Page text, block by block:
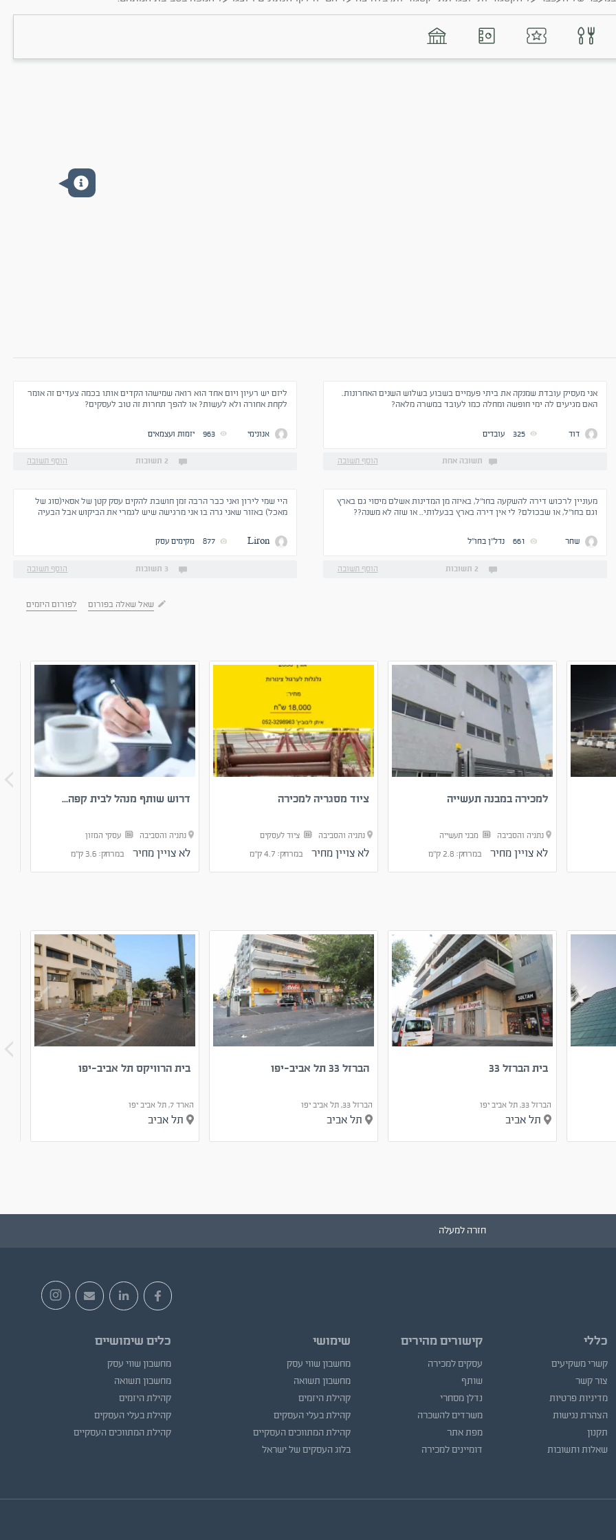
אני מעסיק עובדת שמנקה את ביתי פעמיים בשבוע בשלוש השנים האחרונות.
האם מגיעים לה ימי חופשה ומחלה כמו לעובד במשרה מלאה?
דוד 325 עובדים
תשובה אחת הוסף תשובה
ליזם יש רעיון ויום אחד הוא רואה שמישהו הקדים אותו בכמה צעדים זה אומר
לקחת אחורה ולא לעשות? או להפך תחרות זה טוב לעסקים?
אנונימי 963 יזמות ועצמאים
2 תשובות הוסף תשובה
מעוניין לרכוש דירה להשקעה בחו"ל, באיזה מן המדינות אשלם מיסוי גם בארץ
וגם בחו"ל, או שבכולם? לי אין דירה בארץ בבעלותי.. או שזה לא משנה??
שחר 661 נדל''ן בחו''ל
2 תשובות הוסף תשובה
היי שמי לירון ואני כבר הרבה זמן חושבת להקים עסק קטן של אסאי(סוג של
מאכל) באזור שאני גרה בו אני מרגישה שיש לגמרי את הביקוש אבל הבעיה
יוכל לכון אותי או להפנות אותי לאתר/מישהו שכן
Liron
877 מקימים עסק
3 תשובות הוסף תשובה
שאל שאלה בפורום לפורום היזמים
למכירה במבנה תעשייה
נתניה והסביבה מבני תעשייה
לא צויין מחיר במרחק: 2.8 ק"מ
ציוד מסגריה למכירה
נתניה והסביבה ציוד לעסקים
לא צויין מחיר במרחק: 4.7 ק"מ
דרוש שותף מנהל לבית קפה...
נתניה והסביבה עסקי המזון
לא צויין מחיר במרחק: 3.6 ק"מ
בית הברזל 33
הברזל 33, תל אביב יפו
תל אביב
הברזל 33 תל אביב-יפו
הברזל 33, תל אביב יפו
תל אביב
בית הרוויקס תל אביב-יפו
הארד 7, תל אביב יפו
תל אביב
חזרה למעלה
כללי
קשרי משקיעים
צור קשר
מדיניות פרטיות
הצהרת נגישות
תקנון
שאלות ותשובות
קישורים מהירים
עסקים למכירה
שותף
נדלן מסחרי
משרדים להשכרה
מפת אתר
דומיינים למכירה
שימושי
מחשבון שווי עסק
מחשבון תשואה
קהילת היזמים
קהילת בעלי העסקים
קהילת המתווכים העסקיים
בלוג העסקים של ישראל
כלים שימושיים
מחשבון שווי עסק
מחשבון תשואה
קהילת היזמים
קהילת בעלי העסקים
קהילת המתווכים העסקיים